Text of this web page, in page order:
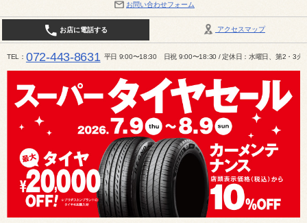
お問い合わせフォーム
アクセスマップ
お店に電話する
TEL 072-443-8631 平日 9:00〜18:30 日祝 9:00〜18:30 / 定休日：水曜日、第2・3火